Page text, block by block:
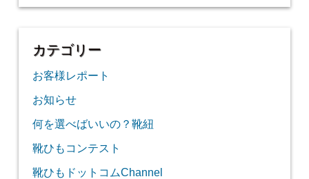
カテゴリー
お客様レポート
お知らせ
何を選べばいいの？靴紐
靴ひもコンテスト
靴ひもドットコムChannel